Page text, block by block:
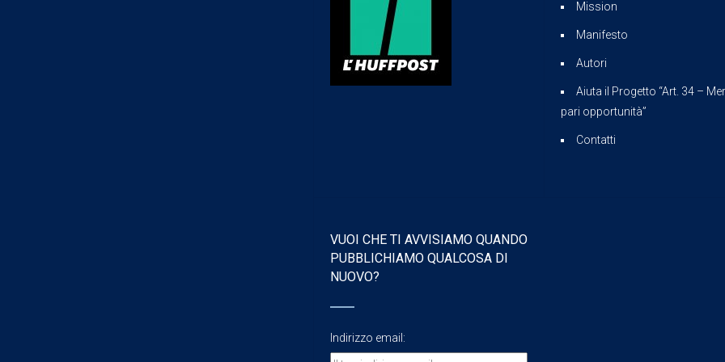
Mission
Manifesto
Autori
Aiuta il Progetto “Art. 34 –
pari opportunità”
Contatti
VUOI CHE TI AVVISIAMO QUANDO
PUBBLICHIAMO QUALCOSA DI
NUOVO?
Indirizzo email: